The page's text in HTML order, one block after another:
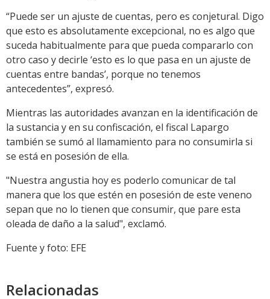
“Puede ser un ajuste de cuentas, pero es conjetural. Digo
que esto es absolutamente excepcional, no es algo que
suceda habitualmente para que pueda compararlo con
otro caso y decirle ‘esto es lo que pasa en un ajuste de
cuentas entre bandas’, porque no tenemos
antecedentes”, expresó.
Mientras las autoridades avanzan en la identificación de
la sustancia y en su confiscación, el fiscal Lapargo
también se sumó al llamamiento para no consumirla si
se está en posesión de ella.
"Nuestra angustia hoy es poderlo comunicar de tal
manera que los que estén en posesión de este veneno
sepan que no lo tienen que consumir, que pare esta
oleada de daño a la salud", exclamó.
Fuente y foto: EFE
Relacionadas